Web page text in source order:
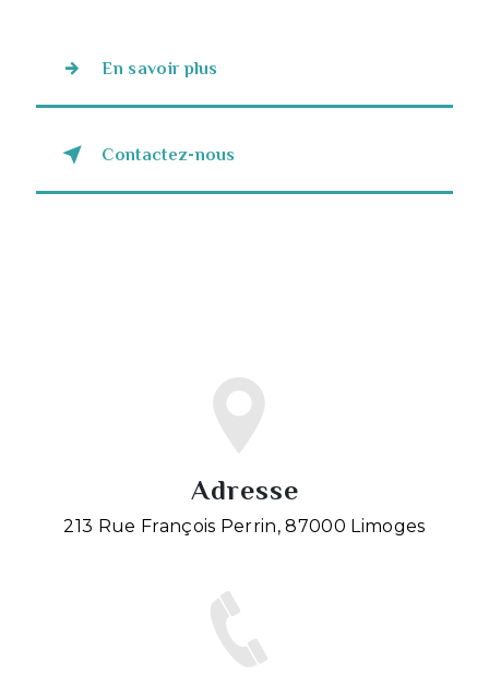
En savoir plus
Contactez-nous
Adresse
213 Rue François Perrin, 87000 Limoges